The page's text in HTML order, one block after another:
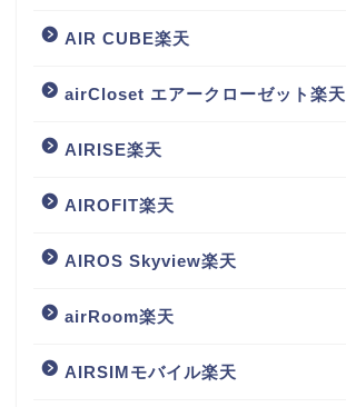
AIR CUBE楽天
airCloset エアークローゼット楽天
AIRISE楽天
AIROFIT楽天
AIROS Skyview楽天
airRoom楽天
AIRSIMモバイル楽天